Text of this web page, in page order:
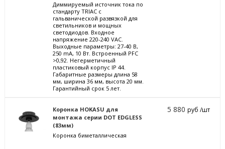
Диммируемый источник тока по
стандарту TRIAC с
гальванической развязкой для
светильников и мощных
светодиодов. Входное
напряжение 220-240 VAC.
Выходные параметры: 27-40 В,
250 mА, 10 Вт. Встроенный PFC
>0,92. Негерметичный
пластиковый корпус IP 44.
Габаритные размеры длина 58
мм, ширина 36 мм, высота 20 мм.
Гарантийный срок 5 лет.
Коронка HOKASU для
монтажа серии DOT EDGLESS
(83мм)
Коронка биметаллическая
5 880руб /шт